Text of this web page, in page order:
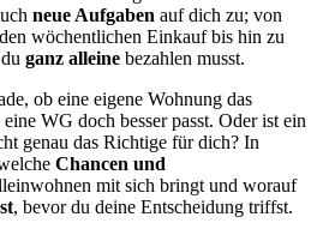
neue Aufgaben auf dich zu; von
wöchentlichen Einkauf bis hin zu
ganz alleine bezahlen musst.
ob eine eigene Wohnung das
WG doch besser passt. Oder ist ein
genau das Richtige für dich? In
Chancen und
mit sich bringt und worauf
, bevor du deine Entscheidung triffst.